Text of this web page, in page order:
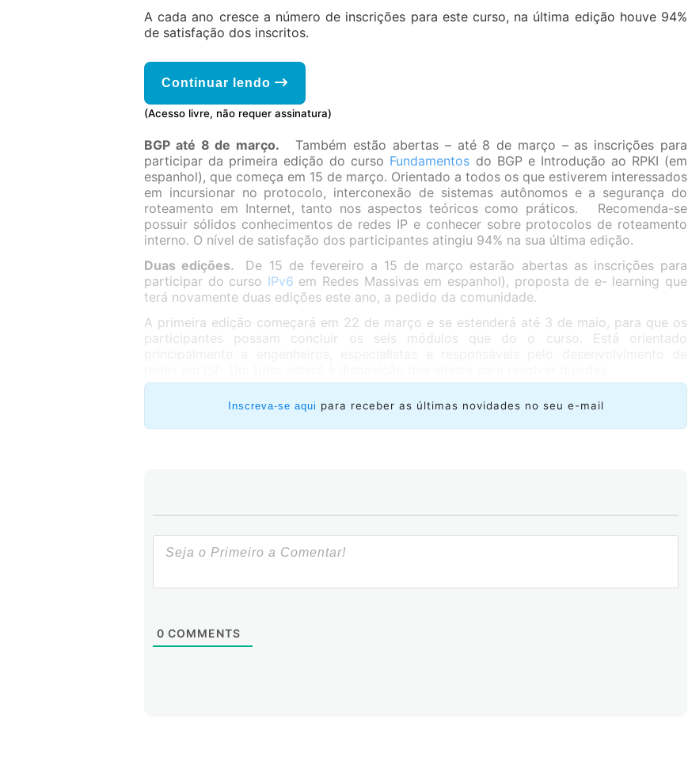
A cada ano cresce a número de inscrições para este curso, na última edição houve 94%
de satisfação dos inscritos.
Continuar lendo
(Acesso livre, não requer assinatura)
BGP até 8 de março. Também estão abertas – até 8 de março – as inscrições para
participar da primeira edição do curso Fundamentos do BGP e Introdução ao RPKI (em
espanhol), que começa em 15 de março. Orientado a todos os que estiverem interessados
em incursionar no protocolo, interconexão de sistemas autônomos e a segurança do
roteamento em Internet, tanto nos aspectos teóricos como práticos. Recomenda-se
possuir sólidos conhecimentos de redes IP e conhecer sobre protocolos de roteamento
interno. O nível de satisfação dos participantes atingiu 94% na sua última edição.
Duas edições. De 15 de fevereiro a 15 de março estarão abertas as inscrições para
participar do curso IPv6 em Redes Massivas em espanhol), proposta de e- learning que
terá novamente duas edições este ano, a pedido da comunidade.
A primeira edição começará em 22 de março e se estenderá até 3 de maio, para que os
participantes possam concluir os seis módulos que do o curso. Está orientado
Inscreva-se aqui para receber as últimas novidades no seu e-mail
0 COMMENTS